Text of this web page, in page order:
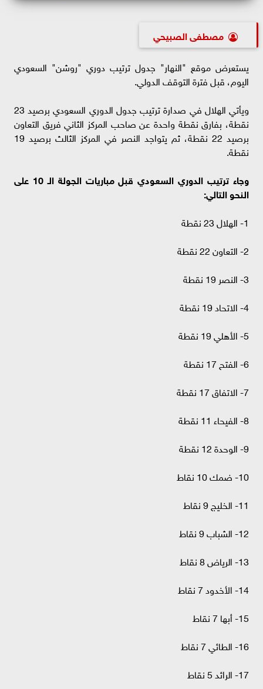
مصطفى الصبيحي
يستعرض موقع "النهار" جدول ترتيب دوري "روشن" السعودي
اليوم، قبل فترة التوقف الدولي.
ويأتي الهلال في صدارة ترتيب جدول الدوري السعودي برصيد 23
نقطة، بفارق نقطة واحدة عن صاحب المركز الثاني فريق التعاون
برصيد 22 نقطة، ثم يتواجد النصر في المركز الثالث برصيد 19
نقطة.
وجاء ترتيب الدوري السعودي قبل مباريات الجولة الـ 10 على
النحو التالي:
1- الهلال 23 نقطة
2- التعاون 22 نقطة
3- النصر 19 نقطة
4- الاتحاد 19 نقطة
5- الأهلي 19 نقطة
6- الفتح 17 نقطة
7- الاتفاق 17 نقطة
8- الفيحاء 11 نقطة
9- الوحدة 12 نقطة
10- ضمك 10 نقاط
11- الخليج 9 نقاط
12- الشباب 9 نقاط
13- الرياض 8 نقاط
14- الأخدود 7 نقاط
15- أبها 7 نقاط
16- الطائي 7 نقاط
17- الرائد 5 نقاط